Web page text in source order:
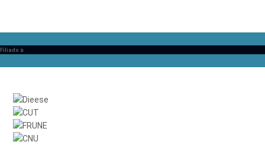
Filiado à